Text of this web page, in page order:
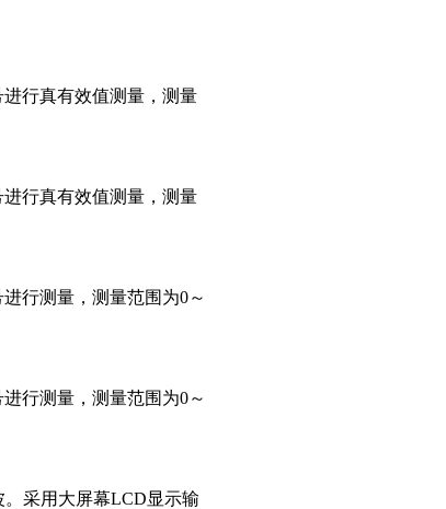
行真有效值测量，测量
行真有效值测量，测量
行测量，测量范围为0～
行测量，测量范围为0～
采用大屏幕LCD显示输